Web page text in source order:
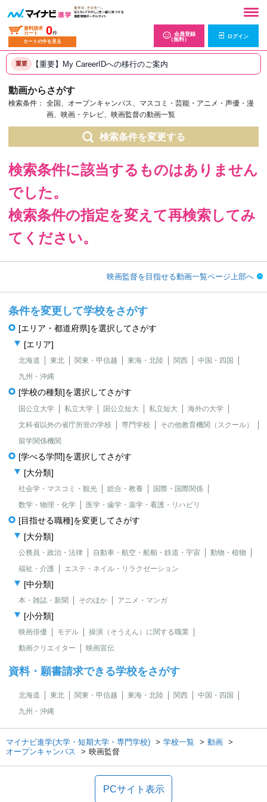
資料請求
カート
0件
カートの中を見る
会員登録
（無料）
ログイン
重要 【重要】My CareerIDへの移行のご案内
動画からさがす
検索条件：
全国、オープンキャンパス、マスコミ・芸能・アニメ・声優・漫
画、映画・テレビ、映画監督の動画一覧
検索条件を変更する
検索条件に該当するものはありません
でした。
検索条件の指定を変えて再検索してみ
てください。
映画監督を目指せる動画一覧ページ上部へ
条件を変更して学校をさがす
[エリア・都道府県]を選択してさがす
[エリア]
北海道 東北 関東・甲信越 東海・北陸 関西
中国・四国
九州・沖縄
[学校の種類]を選択してさがす
国公立大学 私立大学 国公立短大 私立短大
海外の大学
文科省以外の省庁所管の学校
専門学校
その他教育機関（スクール）
留学関係機関
[学べる学問]を選択してさがす
[大分類]
社会学・マスコミ・観光 総合・教養
国際・国際関係
数学・物理・化学
医学・歯学・薬学・看護・リハビリ
[目指せる職種]を変更してさがす
[大分類]
公務員・政治・法律 自動車・航空・船舶・鉄道・宇宙
動物・植物
福祉・介護
エステ・ネイル・リラクゼーション
[中分類]
本・雑誌・新聞 そのほか アニメ・マンガ
[小分類]
映画俳優 モデル
操演（そうえん）に関する職業
動画クリエイター
映画宣伝
資料・願書請求できる学校をさがす
北海道 東北 関東・甲信越 東海・北陸 関西
中国・四国
九州・沖縄
マイナビ進学(大学・短期大学・専門学校) 学校一覧
動画
オープンキャンパス
映画監督
PCサイト表示